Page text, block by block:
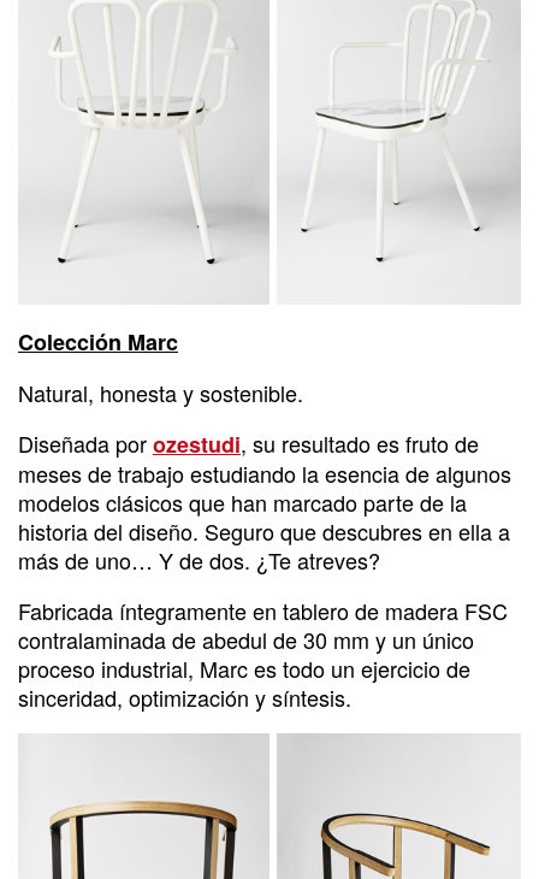
Colección Marc
Natural, honesta y sostenible.
Diseñada porozestudi, su resultado es fruto de
meses de trabajo estudiando la esencia de algunos
modelos clásicos que han marcado parte de la
historia del diseño. Seguro que descubres en ella a
más de uno… Y de dos. ¿Te atreves?
Fabricada íntegramente en tablero de madera FSC
contralaminada de abedul de 30 mm y un único
proceso industrial, Marc es todo un ejercicio de
sinceridad, optimización y síntesis.